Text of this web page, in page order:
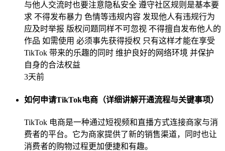
与他人交流时也要注意隐私安全 遵守社区规则是基本要
求 不得发布暴力 色情等违规内容 发现他人有违规行为
应及时举报 版权问题同样不可忽视 不得擅自发布他人的
作品 如需使用 必须事先获得授权 只有这样才能在享受
TikTok 带来的乐趣的同时 维护良好的网络环境 并保护
自身的合法权益
3天前
如何申请TikTok电商（详细讲解开通流程与关键事项）
TikTok 电商是一种通过短视频和直播方式连接商家与消
费者的平台。它为商家提供了新的销售渠道，同时也让
消费者的购物过程更加便捷和有趣。